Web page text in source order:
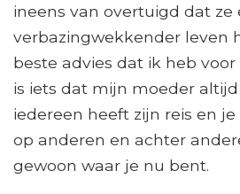
ineens van overtuigd dat ze
verbazingwekkender leven
beste advies dat ik heb
is iets dat mijn moeder
iedereen heeft zijn reis en
op anderen en achter
gewoon waar je nu bent.